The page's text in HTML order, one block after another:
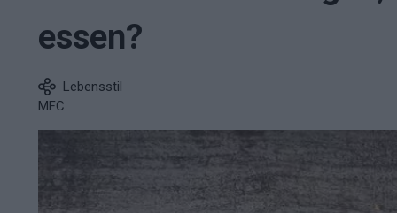
essen?
Lebensstil
MFC